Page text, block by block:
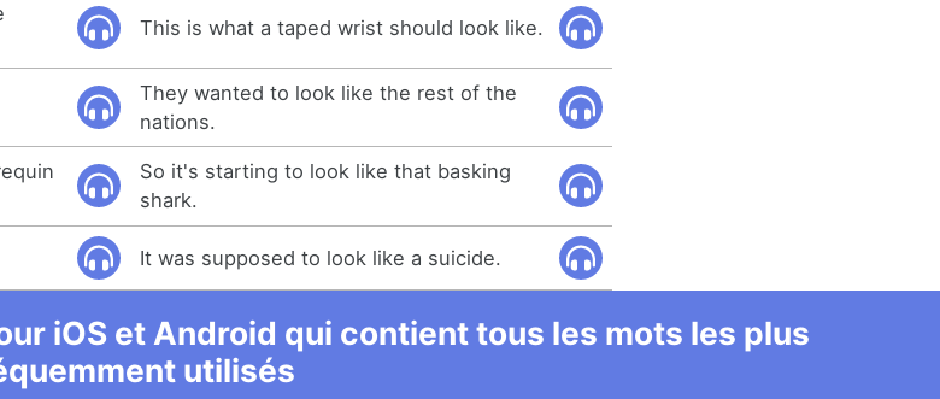
This is what a taped wrist should look like.
They wanted to look like the rest of the
nations.
So it's starting to look like that basking
shark.
It was supposed to look like a suicide.
iOS et Android qui contient tous les mots les plus
utilisés